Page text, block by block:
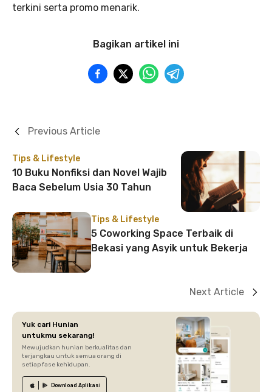
terkini serta promo menarik.
Bagikan artikel ini
Tips & Lifestyle
10 Buku Nonfiksi dan Novel Wajib
Baca Sebelum Usia 30 Tahun
Previous Article
Tips & Lifestyle
5 Coworking Space Terbaik di
Bekasi yang Asyik untuk Bekerja
Next Article
Yuk cari Hunian
untukmu sekarang!
Mewujudkan hunian berkualitas dan
terjangkau untuk semua orang di
setiap fase kehidupan.
Download Aplikasi